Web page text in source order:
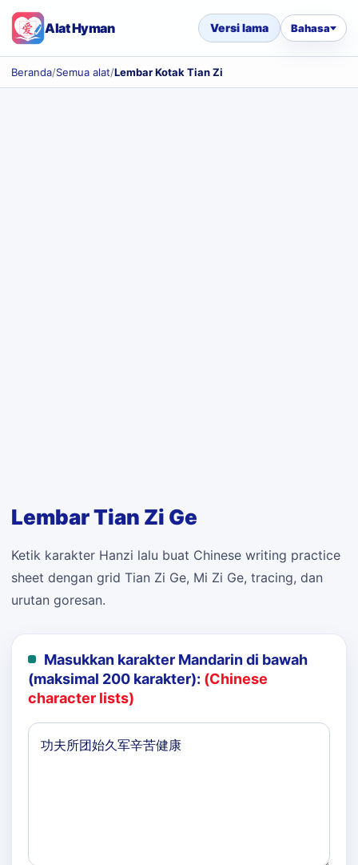
Alat Hyman Versi lama Bahasa
Beranda/Semua alat/Lembar Kotak Tian Zi
Lembar Tian Zi Ge
Ketik karakter Hanzi lalu buat Chinese writing practice
sheet dengan grid Tian Zi Ge, Mi Zi Ge, tracing, dan
urutan goresan.
Masukkan karakter Mandarin di bawah
(maksimal 200 karakter): (Chinese
character lists)